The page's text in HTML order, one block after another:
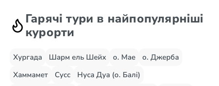
Гарячі тури в найпопулярніші
курорти
Хургада Шарм ель Шейх о. Мае
о. Джерба
Хаммамет
Сусс
Нуса Дуа (о. Балі)